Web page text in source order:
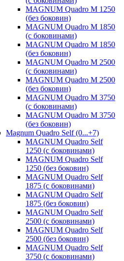
MAGNUM Quadro M 1250
(без боковин)
MAGNUM Quadro M 1850
(с боковинами)
MAGNUM Quadro M 1850
(без боковин)
MAGNUM Quadro M 2500
(с боковинами)
MAGNUM Quadro M 2500
(без боковин)
MAGNUM Quadro M 3750
(с боковинами)
MAGNUM Quadro M 3750
(без боковин)
Magnum Quadro Self (0...+7)
MAGNUM Quadro Self
1250 (с боковинами)
MAGNUM Quadro Self
1250 (без боковин)
MAGNUM Quadro Self
1875 (с боковинами)
MAGNUM Quadro Self
1875 (без боковин)
MAGNUM Quadro Self
2500 (с боковинами)
MAGNUM Quadro Self
2500 (без боковин)
MAGNUM Quadro Self
3750 (с боковинами)